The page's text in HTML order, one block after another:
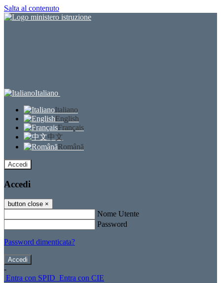
Salta al contenuto
Italiano
Italiano
English
Français
中文
Română
Accedi
Accedi
button close ×
Nome Utente
Password
Password dimenticata?
-
Entra con SPID Entra con CIE